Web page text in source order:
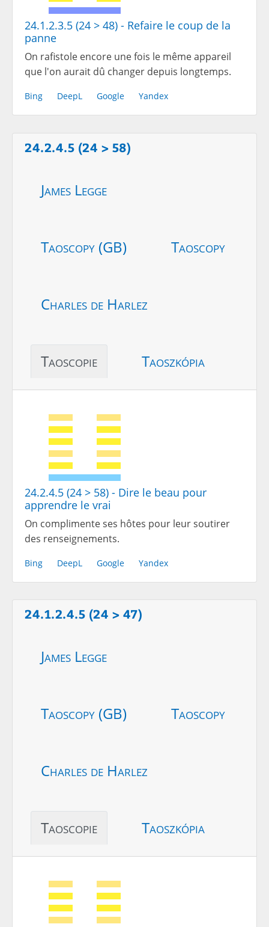
24.1.2.3.5 (24 > 48) - Refaire le coup de la
panne
On rafistole encore une fois le même appareil
que l'on aurait dû changer depuis longtemps.
Bing DeepL Google Yandex
24.2.4.5 (24 > 58)
James Legge
Taoscopy (GB) Taoscopy
Charles de Harlez
Taoscopie Taoszkópia
24.2.4.5 (24 > 58) - Dire le beau pour
apprendre le vrai
On complimente ses hôtes pour leur soutirer
des renseignements.
Bing DeepL Google Yandex
24.1.2.4.5 (24 > 47)
James Legge
Taoscopy (GB) Taoscopy
Charles de Harlez
Taoscopie Taoszkópia